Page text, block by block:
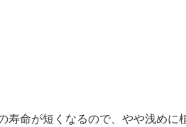
命が短くなるので、やや浅めに